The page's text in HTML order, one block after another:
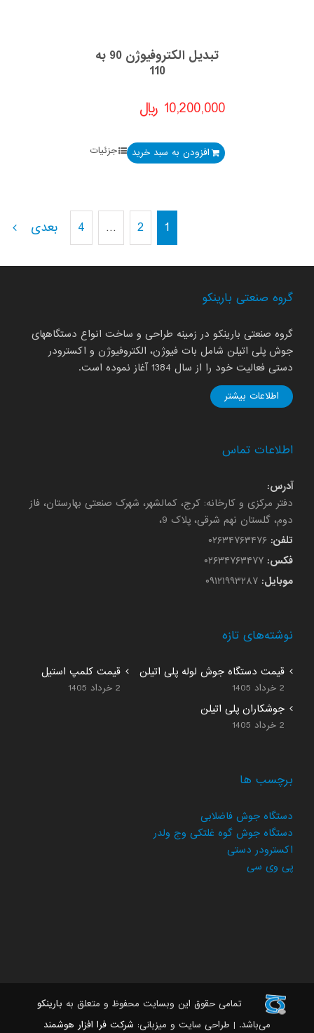
تبدیل الکتروفیوژن 90 به
110
﷼ 10,200,000
افزودن به سبد خرید جزئیات
1
2
…
4 بعدی
گروه صنعتی بارینکو
گروه صنعتی بارینکو در زمینه طراحی و ساخت انواع دستگاههای
جوش پلی اتیلن شامل بات فیوژن، الکتروفیوژن و اکسترودر
دستی فعالیت خود را از سال 1384 آغاز نموده است.
اطلاعات بیشتر
اطلاعات تماس
آدرس:
دفتر مرکزی و کارخانه: کرج، کمالشهر، شهرک صنعتی بهارستان، فاز
دوم، گلستان نهم شرقی، پلاک 9،
تلفن: ۰۲۶۳۴۷۶۳۴۷۶
فکس: ۰۲۶۳۴۷۶۳۴۷۷
موبایل: ۰۹۱۲۱۹۹۳۲۸۷
نوشته‌های تازه
قیمت دستگاه جوش لوله پلی اتیلن
2 خرداد 1405
قیمت کلمپ استیل
2 خرداد 1405
جوشکاران پلی اتیلن
2 خرداد 1405
برچسب ها
دستگاه جوش فاضلابی
دستگاه جوش گوه غلتکی وج ولدر
اکسترودر دستی
پی وی سی
تمامی حقوق این وبسایت محفوظ و متعلق به بارینکو
می‌باشد. | طراحی سایت و میزبانی: شرکت فرا افزار هوشمند